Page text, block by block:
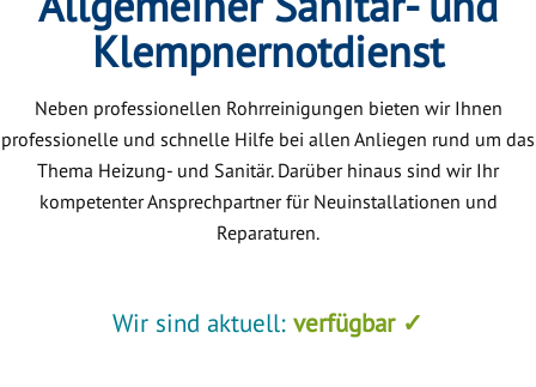
Klempnernotdienst
Neben professionellen Rohrreinigungen bieten wir Ihnen
professionelle und schnelle Hilfe bei allen Anliegen rund um das
Thema Heizung- und Sanitär. Darüber hinaus sind wir Ihr
kompetenter Ansprechpartner für Neuinstallationen und
Reparaturen.
Wir sind aktuell: verfügbar ✓